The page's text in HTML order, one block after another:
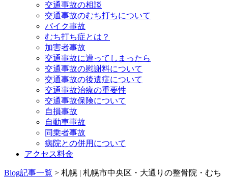
交通事故の相談
交通事故のむち打ちについて
バイク事故
むち打ち症とは？
加害者事故
交通事故に遭ってしまったら
交通事故の慰謝料について
交通事故の後遺症について
交通事故治療の重要性
交通事故保険について
自損事故
自動車事故
同乗者事故
病院との併用について
アクセス料金
Blog記事一覧 > 札幌 | 札幌市中央区・大通りの整骨院・むち